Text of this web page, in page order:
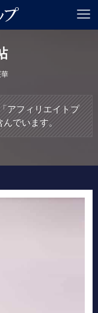
華
アフィリエイトプ
でいます。